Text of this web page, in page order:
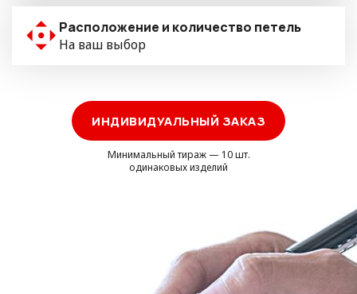
Расположение и количество петель
На ваш выбор
ИНДИВИДУАЛЬНЫЙ ЗАКАЗ
Минимальный тираж — 10 шт.
одинаковых изделий